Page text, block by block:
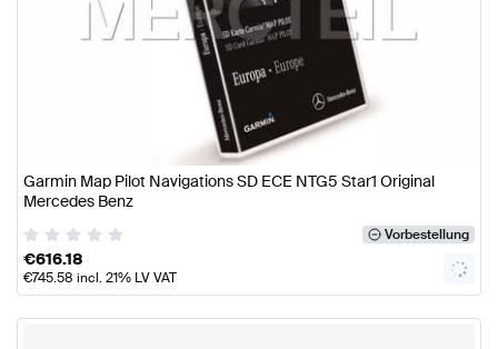
Garmin Map Pilot Navigations SD ECE NTG5 Star1 Original
Mercedes Benz
Vorbestellung
€616.18
€745.58 incl. 21% LV VAT